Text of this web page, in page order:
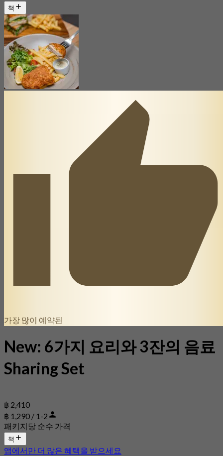
책
가장 많이 예약된
New: 6가지 요리와 3잔의 음료
Sharing Set
฿ 2,410
฿ 1,290 / 1-2
패키지당 순수 가격
책
앱에서만 더 많은 혜택을 받으세요